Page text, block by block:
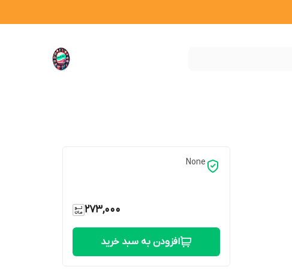
None
273,000
افزودن به سبد خرید